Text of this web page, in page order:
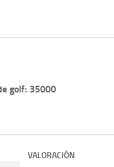
golf: 35000
VALORACIÓN